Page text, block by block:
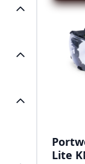
Lite